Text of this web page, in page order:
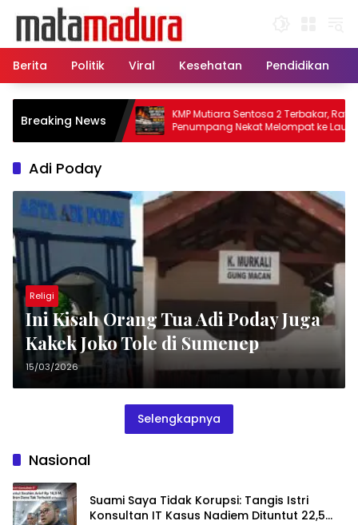
konten
Berita
Politik Viral Kesehatan Pendidikan
Breaking News
Kapal Sisir
Korban KMP
KMP Mutiara Sentosa 2 Terbakar, Ratusan
Penumpang Nekat Melompat ke Laut
Adi Poday
Religi
Ini Kisah Orang Tua Adi Poday Juga
Kakek Joko Tole di Sumenep
15/03/2026
Selengkapnya
Nasional
Suami Saya Tidak Korupsi: Tangis Istri
Konsultan IT Kasus Nadiem Dituntut 22,5